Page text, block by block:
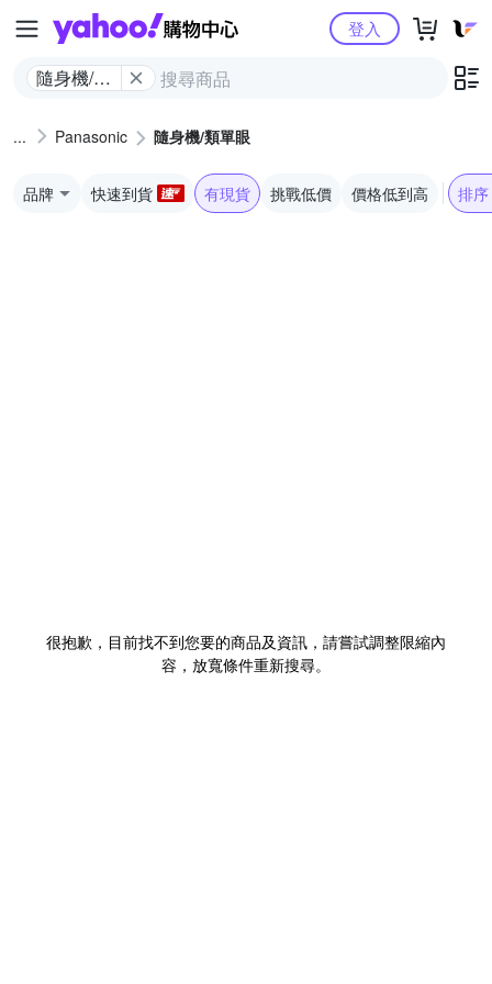
Yahoo購物中心
隨身機/類
登入
Panasonic 隨身機/類單眼
品牌 快速到貨 有現貨 挑戰低價 價格低到高 排序
很抱歉，目前找不到您要的商品及資訊，請嘗試調整限縮內
容，放寬條件重新搜尋。